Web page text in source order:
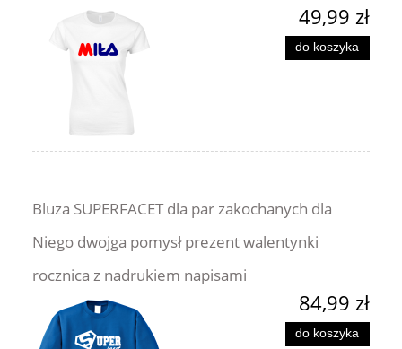
49,99 zł
do koszyka
Bluza SUPERFACET dla par zakochanych dla
Niego dwojga pomysł prezent walentynki
rocznica z nadrukiem napisami
84,99 zł
do koszyka